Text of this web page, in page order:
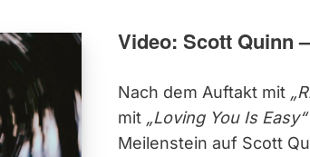
Video: Scott Quinn
Nach dem Auftakt mit
mit „Loving You Is Easy“
Meilenstein auf Scott